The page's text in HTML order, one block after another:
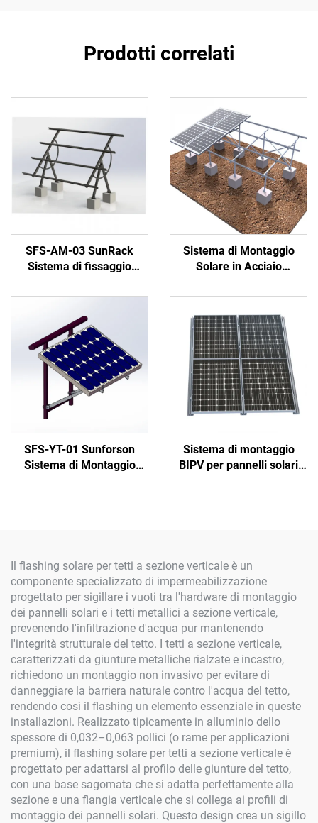
Prodotti correlati
SFS-AM-03 SunRack
Sistema di fissaggio
Sistema di Montaggio
Solare in Acciaio
SFS-YT-01 Sunforson
Sistema di Montaggio
Sistema di montaggio
BIPV per pannelli solari
Il flashing solare per tetti a sezione verticale è un
componente specializzato di impermeabilizzazione
progettato per sigillare i vuoti tra l'hardware di montaggio
dei pannelli solari e i tetti metallici a sezione verticale,
prevenendo l'infiltrazione d'acqua pur mantenendo
l'integrità strutturale del tetto. I tetti a sezione verticale,
caratterizzati da giunture metalliche rialzate e incastro,
richiedono un montaggio non invasivo per evitare di
danneggiare la barriera naturale contro l'acqua del tetto,
rendendo così il flashing un elemento essenziale in queste
installazioni. Realizzato tipicamente in alluminio dello
spessore di 0,032–0,063 pollici (o rame per applicazioni
premium), il flashing solare per tetti a sezione verticale è
progettato per adattarsi al profilo delle giunture del tetto,
con una base sagomata che si adatta perfettamente alla
sezione e una flangia verticale che si collega ai profili di
montaggio dei pannelli solari. Questo design crea un sigillo